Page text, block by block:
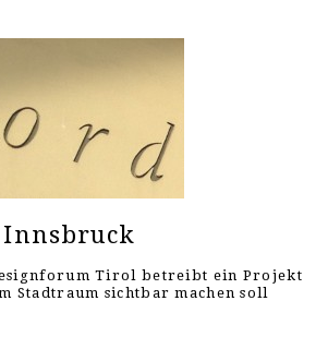
Innsbruck
Tirol betreibt ein Projekt
Stadtraum sichtbar machen soll